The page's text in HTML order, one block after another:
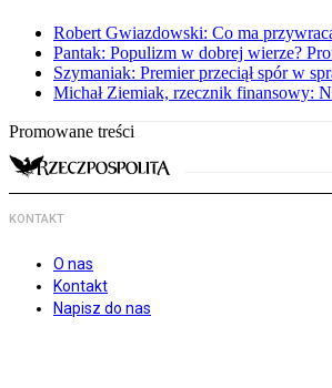
Robert Gwiazdowski: Co ma
Pantak: Populizm w dobrej wierze?
Szymaniak: Premier przeciął spór w
Michał Ziemiak, rzecznik finansowy:
Promowane treści
KONTAKT
O nas
Kontakt
Napisz do nas